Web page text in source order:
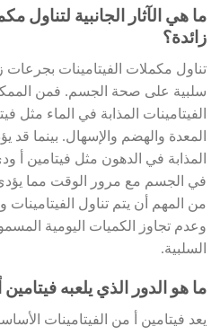
ما هي الآثار الجانبية لتناول
زائدة؟
تناول مكملات الفيتامينات بجرعات
سلبية على صحة الجسم. فمن
الفيتامينات المذابة في الماء
المعدة والهضم والإسهال. بينما قد
المذابة في الدهون مثل فيتامين أ
في الجسم مع مرور الوقت مما
من المهم أن يتم تناول
وعدم تجاوز الكميات اليومية
السلبية.
ما هو الدور الذي يلعبه
يعد فيتامين أ من الفيتامينات